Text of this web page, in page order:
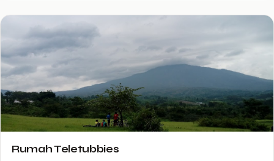
Rumah Teletubbies